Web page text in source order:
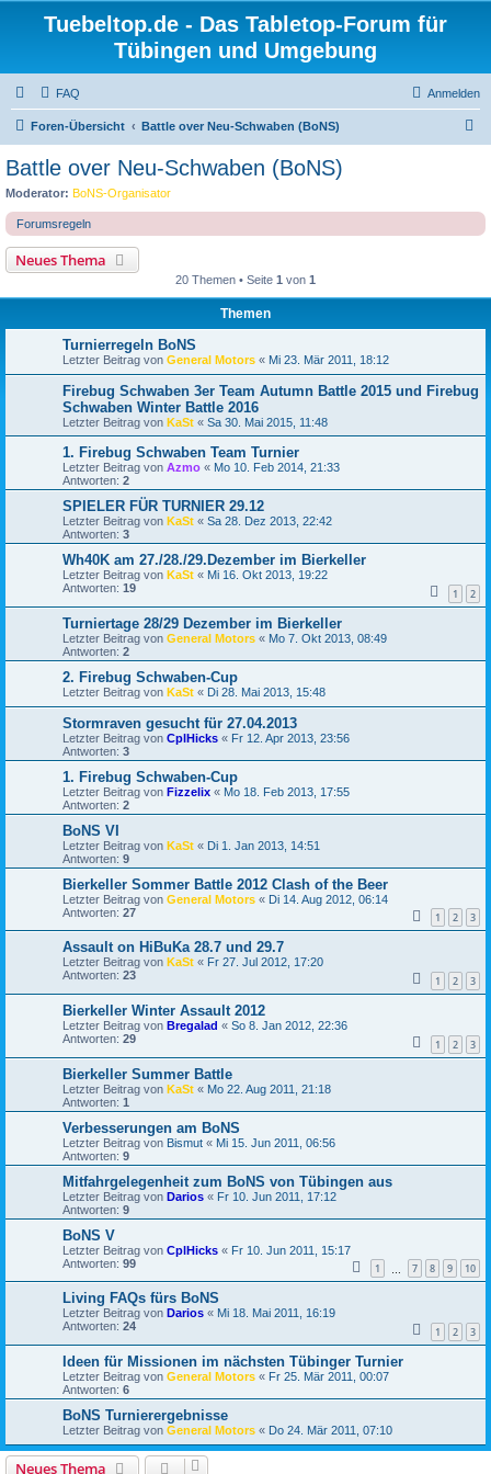
Tuebeltop.de - Das Tabletop-Forum für
Tübingen und Umgebung
FAQ Anmelden
Foren-Übersicht Battle over Neu-Schwaben (BoNS)
e
Battle over Neu-Schwaben (BoNS)
Moderator: BoNS-Organisator
Forumsregeln
Neues Thema
20 Themen • Seite 1 von 1
Themen
Turnierregeln BoNS
Letzter Beitrag von General Motors « Mi 23. Mär 2011, 18:12
Firebug Schwaben 3er Team Autumn Battle 2015 und Firebug
Schwaben Winter Battle 2016
Letzter Beitrag von KaSt « Sa 30. Mai 2015, 11:48
1. Firebug Schwaben Team Turnier
Letzter Beitrag von Azmo « Mo 10. Feb 2014, 21:33
Antworten: 2
SPIELER FÜR TURNIER 29.12
Letzter Beitrag von KaSt « Sa 28. Dez 2013, 22:42
Antworten: 3
Wh40K am 27./28./29.Dezember im Bierkeller
Letzter Beitrag von KaSt « Mi 16. Okt 2013, 19:22
Antworten: 19 1 2
Turniertage 28/29 Dezember im Bierkeller
Letzter Beitrag von General Motors « Mo 7. Okt 2013, 08:49
Antworten: 2
2. Firebug Schwaben-Cup
Letzter Beitrag von KaSt « Di 28. Mai 2013, 15:48
Stormraven gesucht für 27.04.2013
Letzter Beitrag von CplHicks « Fr 12. Apr 2013, 23:56
Antworten: 3
1. Firebug Schwaben-Cup
Letzter Beitrag von Fizzelix « Mo 18. Feb 2013, 17:55
Antworten: 2
BoNS VI
Letzter Beitrag von KaSt « Di 1. Jan 2013, 14:51
Antworten: 9
Bierkeller Sommer Battle 2012 Clash of the Beer
Letzter Beitrag von General Motors « Di 14. Aug 2012, 06:14
Antworten: 27 1 2 3
Assault on HiBuKa 28.7 und 29.7
Letzter Beitrag von KaSt « Fr 27. Jul 2012, 17:20
Antworten: 23 1 2 3
Bierkeller Winter Assault 2012
Letzter Beitrag von Bregalad « So 8. Jan 2012, 22:36
Antworten: 29 1 2 3
Bierkeller Summer Battle
Letzter Beitrag von KaSt « Mo 22. Aug 2011, 21:18
Antworten: 1
Verbesserungen am BoNS
Letzter Beitrag von Bismut « Mi 15. Jun 2011, 06:56
Antworten: 9
Mitfahrgelegenheit zum BoNS von Tübingen aus
Letzter Beitrag von Darios « Fr 10. Jun 2011, 17:12
Antworten: 9
BoNS V
Letzter Beitrag von CplHicks « Fr 10. Jun 2011, 15:17
Antworten: 99 1 7 8 9 10
Living FAQs fürs BoNS
Letzter Beitrag von Darios « Mi 18. Mai 2011, 16:19
Antworten: 24 1 2 3
Ideen für Missionen im nächsten Tübinger Turnier
Letzter Beitrag von General Motors « Fr 25. Mär 2011, 00:07
Antworten: 6
BoNS Turnierergebnisse
Letzter Beitrag von General Motors « Do 24. Mär 2011, 07:10
Neues Thema